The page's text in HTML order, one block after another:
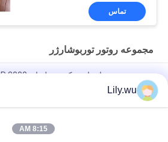
تماس
مجموعه روتور توربوشارژر
دریایی KBBLily.wu
8:15 AM